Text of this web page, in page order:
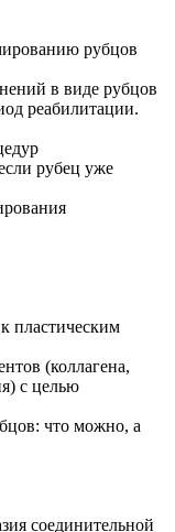
рубцов
в виде рубцов
реабилитации.
рубец уже
пластическим
(коллагена,
с целью
что можно, а
соединительной